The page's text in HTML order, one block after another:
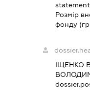
Розмір
фонду
ІЩЕНКО